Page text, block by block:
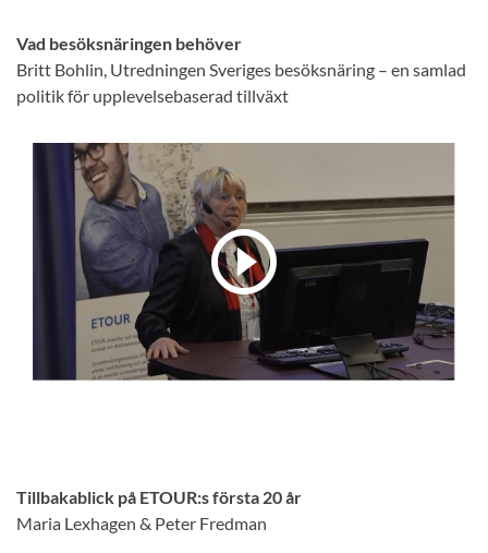
Vad besöksnäringen behöver
Britt Bohlin, Utredningen Sveriges besöksnäring – en samlad
politik för upplevelsebaserad tillväxt
Tillbakablick på ETOUR:s första 20 år
Maria Lexhagen & Peter Fredman